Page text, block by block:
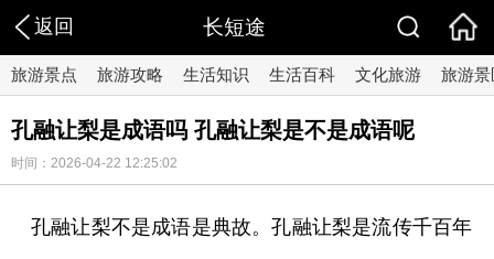
返回 长短途
旅游景点 旅游攻略 生活知识 生活百科 文化旅游 旅游景
孔融让梨是成语吗 孔融让梨是不是成语呢
时间：2026-04-22 12:25:02
孔融让梨不是成语是典故。孔融让梨是流传千百年